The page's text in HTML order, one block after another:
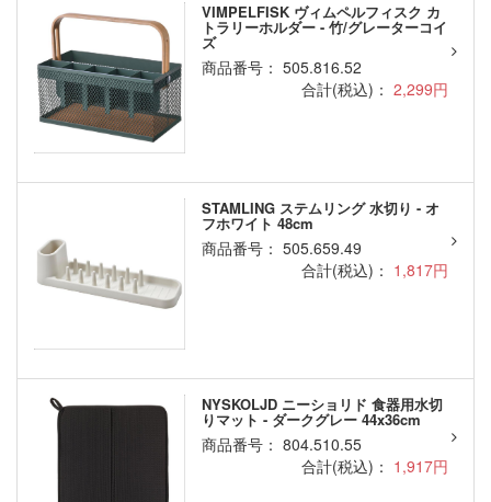
VIMPELFISK ヴィムペルフィスク カ
トラリーホルダー - 竹/グレーターコイ
ズ
商品番号： 505.816.52
合計(税込)： 2,299円
STAMLING ステムリング 水切り - オ
フホワイト 48cm
商品番号： 505.659.49
合計(税込)： 1,817円
NYSKOLJD ニーショリド 食器用水切
りマット - ダークグレー 44x36cm
商品番号： 804.510.55
合計(税込)： 1,917円